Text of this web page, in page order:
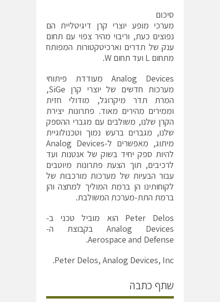
סיכום
מערכי מופע יוצרי קרן דיגיטליית הם
נפוצים כעת, וריבוי מהיר צפוי עם תחום
ענק של תדרים וארכיטקטורות המפותח
מתחום L ועד תחום W.
Analog Devices מעודדת פיתוחי
מערכות חדשים של יוצרי קרן SiGe,
המרת תדר מיקרוגל, מודולי חזית
וממירים מהירים מאוד. פתרונות יצירת
הקרן שלנו, משולבים עם מגברי ההספק
שלנו, מגברים ברעש נמוך וטכנולוגיית
מיתוג, מאפשרים ל-Analog Devices
להיות ספק יחיד בשוק של אנטנות ועד
לרכיבים, תוך הצעת פתרונות מיוטבים
עבור הבעיות של מערכות מורכבות של
לקוחותינו הן ברמת המוליך למחצה והן
ברמת התת-מערכת המשולבת.
Peter Delos הוא מוביל טכני ב-
Analog Devices בקבוצת ה-
Aerospace and Defense.
Peter Delos, Analog Devices, Inc.
שתף כתבה